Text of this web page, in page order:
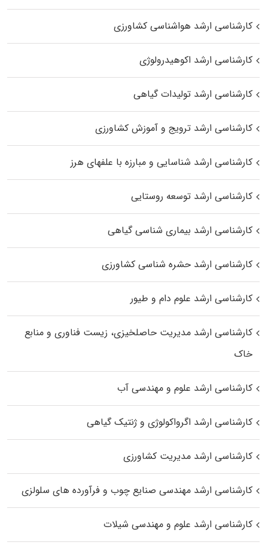
کارشناسی ارشد هواشناسی کشاورزی
کارشناسی ارشد اکوهیدرولوژی
کارشناسی ارشد تولیدات گیاهی
کارشناسی ارشد ترویج و آموزش کشاورزی
کارشناسی ارشد شناسایی و مبارزه با علفهای هرز
کارشناسی ارشد توسعه روستایی
کارشناسی ارشد بیماری‌ شناسی گیاهی
کارشناسی ارشد حشره‌ شناسی کشاورزی
کارشناسی ارشد علوم دام و طیور
کارشناسی ارشد مدیریت حاصلخیزی، زیست فناوری و منابع
خاک
کارشناسی ارشد علوم و مهندسی آب
کارشناسی ارشد اگرواکولوژی و ژنتیک گیاهی
کارشناسی ارشد مدیریت کشاورزی
کارشناسی ارشد مهندسی صنایع چوب و فرآورده‌ های سلولزی
کارشناسی ارشد علوم و مهندسی شیلات